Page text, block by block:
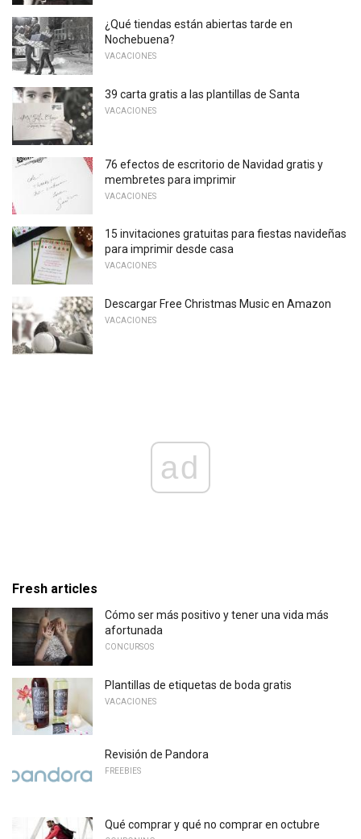
¿Qué tiendas están abiertas tarde en
Nochebuena?
VACACIONES
39 carta gratis a las plantillas de Santa
VACACIONES
76 efectos de escritorio de Navidad gratis y
membretes para imprimir
VACACIONES
15 invitaciones gratuitas para fiestas navideñas
para imprimir desde casa
VACACIONES
Descargar Free Christmas Music en Amazon
VACACIONES
ad
Fresh articles
Cómo ser más positivo y tener una vida más
afortunada
CONCURSOS
Plantillas de etiquetas de boda gratis
VACACIONES
Revisión de Pandora
FREEBIES
Qué comprar y qué no comprar en octubre